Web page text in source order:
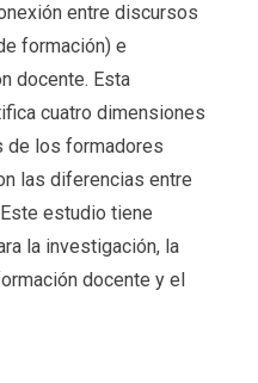
entre discursos
formación) e
docente. Esta
cuatro dimensiones
de los formadores
las diferencias entre
estudio tiene
la investigación, la
docente y el